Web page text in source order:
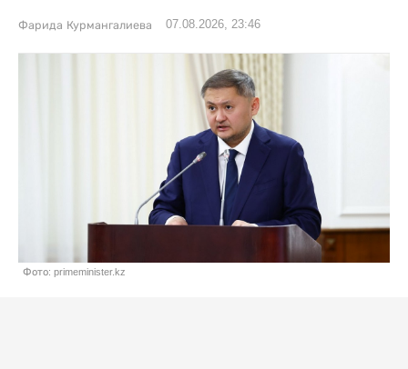
Фарида Курмангалиева 07.08.2026, 23:46
Фото: primeminister.kz